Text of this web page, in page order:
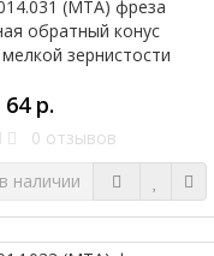
64 р.
0 отзывов
наличии